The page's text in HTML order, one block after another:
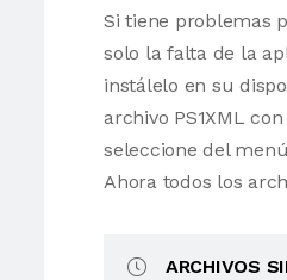
Si tiene problemas
solo la falta de la
instálelo en su
archivo PS1XML
seleccione del menú
Ahora todos los
ARCHIVOS